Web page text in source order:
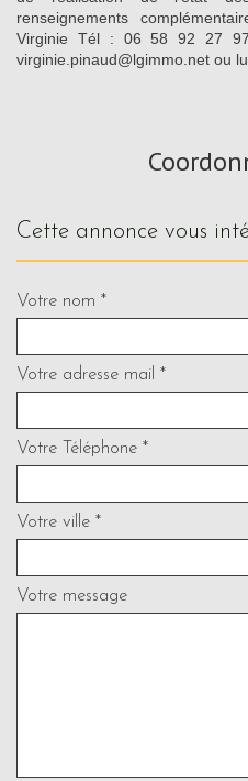
renseignements
Virginie Tél : 06 58 92 27
virginie.pinaud@lgimmo.net ou
cette annonce vous
Votre nom *
Votre adresse mail *
Votre Téléphone *
Votre ville *
Votre message